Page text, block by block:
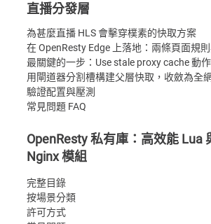
直播分發層
為甚麼直播 HLS 會擊穿樸素的快取方案
在 OpenResty Edge 上落地：兩條頁面規則
最關鍵的一步：Use stale proxy cache 動作
用閘道器分割槽構建父層快取，收斂為全
驗證配置與壓測
常見問題 FAQ
OpenResty 私有庫：高效能 Lua
Nginx 模組
完整目錄
按場景分類
許可方式